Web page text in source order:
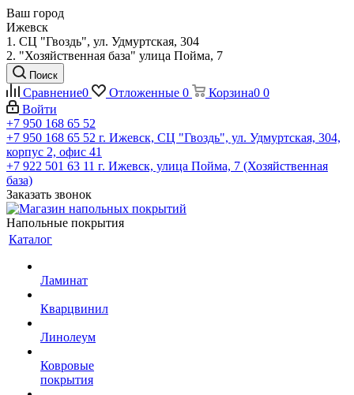
Ваш город
Ижевск
1. СЦ "Гвоздь", ул. Удмуртская, 304
2. "Хозяйственная база" улица Пойма, 7
Поиск
Сравнение0 Отложенные 0 Корзина0 0
Войти
+7 950 168 65 52
+7 950 168 65 52 г. Ижевск, СЦ "Гвоздь", ул. Удмуртская, 304,
корпус 2, офис 41
+7 922 501 63 11 г. Ижевск, улица Пойма, 7 (Хозяйственная
база)
Заказать звонок
Напольные покрытия
Каталог
Ламинат
Кварцвинил
Линолеум
Ковровые
покрытия